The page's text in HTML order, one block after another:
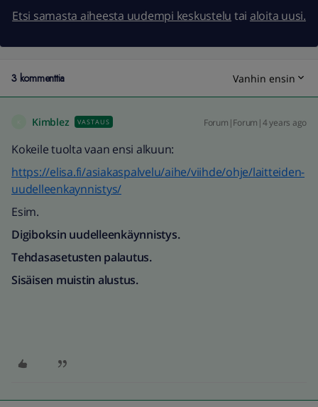
Etsi samasta aiheesta uudempi keskustelu tai aloita uusi.
3 kommenttia Vanhin ensin
Kimblez VASTAUS Forum|Forum|4 years ago
Kokeile tuolta vaan ensi alkuun:
https://elisa.fi/asiakaspalvelu/aihe/viihde/ohje/laitteiden-
uudelleenkaynnistys/
Esim.
Digiboksin uudelleenkäynnistys.
Tehdasasetusten palautus.
Sisäisen muistin alustus.